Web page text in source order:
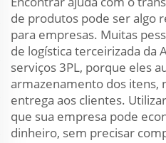
de produtos pode ser algo
para empresas. Muitas
de logística terceirizada da
serviços 3PL, porque eles
armazenamento dos itens,
entrega aos clientes.
que sua empresa pode
dinheiro, sem precisar